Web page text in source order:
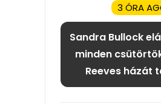
3 ÓRA
Sandra Bullock
minden
Reeves házát